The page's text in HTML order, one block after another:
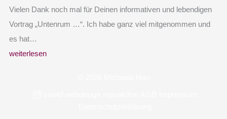
Vielen Dank noch mal für Deinen informativen und lebendigen
Vortrag „Untenrum …“. Ich habe ganz viel mitgenommen und
es hat…
weiterlesen